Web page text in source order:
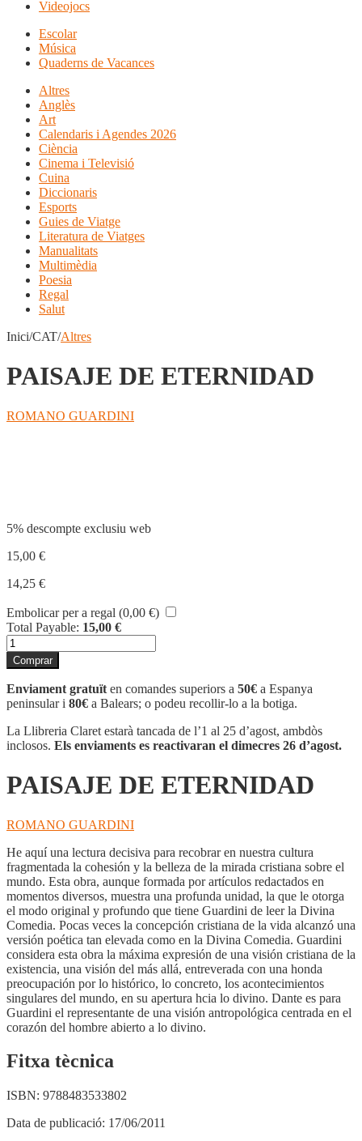
Videojocs
Escolar
Música
Quaderns de Vacances
Altres
Anglès
Art
Calendaris i Agendes 2026
Ciència
Cinema i Televisió
Cuina
Diccionaris
Esports
Guies de Viatge
Literatura de Viatges
Manualitats
Multimèdia
Poesia
Regal
Salut
Inici/CAT/Altres
PAISAJE DE ETERNIDAD
ROMANO GUARDINI
5% descompte exclusiu web
15,00 €
14,25 €
Embolicar per a regal (0,00 €)
Total Payable: 15,00 €
quantitat
de
PAISAJE
DE
ETERNIDAD
Comprar
Enviament gratuït en comandes superiors a 50€ a Espanya
peninsular i 80€ a Balears; o podeu recollir-lo a la botiga.
La Llibreria Claret estarà tancada de l’1 al 25 d’agost, ambdòs
inclosos. Els enviaments es reactivaran el dimecres 26 d’agost.
PAISAJE DE ETERNIDAD
ROMANO GUARDINI
He aquí una lectura decisiva para recobrar en nuestra cultura
fragmentada la cohesión y la belleza de la mirada cristiana sobre el
mundo. Esta obra, aunque formada por artículos redactados en
momentos diversos, muestra una profunda unidad, la que le otorga
el modo original y profundo que tiene Guardini de leer la Divina
Comedia. Pocas veces la concepción cristiana de la vida alcanzó una
versión poética tan elevada como en la Divina Comedia. Guardini
considera esta obra la máxima expresión de una visión cristiana de la
existencia, una visión del más allá, entreverada con una honda
preocupación por lo histórico, lo concreto, los acontecimientos
singulares del mundo, en su apertura hcia lo divino. Dante es para
Guardini el representante de una visión antropológica centrada en el
corazón del hombre abierto a lo divino.
Fitxa tècnica
ISBN: 9788483533802
Data de publicació: 17/06/2011